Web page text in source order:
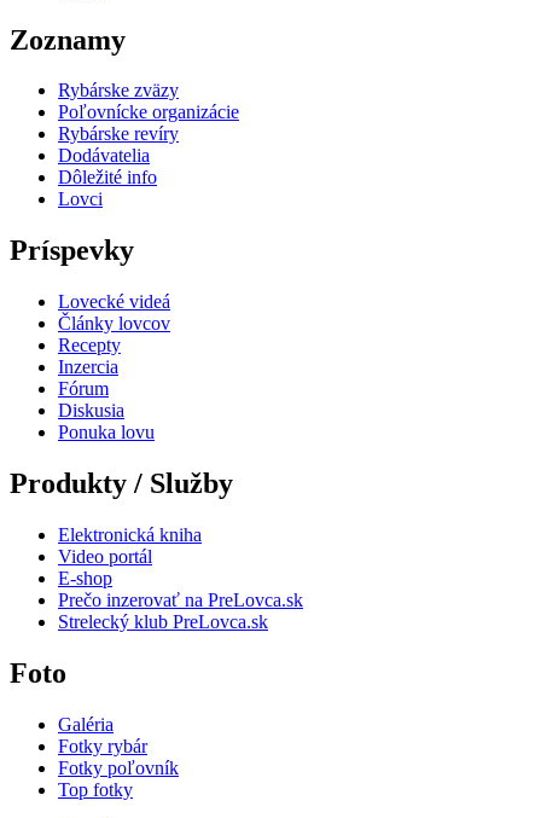
Zoznamy
Rybárske zväzy
Poľovnícke organizácie
Rybárske revíry
Dodávatelia
Dôležité info
Lovci
Príspevky
Lovecké videá
Články lovcov
Recepty
Inzercia
Fórum
Diskusia
Ponuka lovu
Produkty / Služby
Elektronická kniha
Video portál
E-shop
Prečo inzerovať na PreLovca.sk
Strelecký klub PreLovca.sk
Foto
Galéria
Fotky rybár
Fotky poľovník
Top fotky